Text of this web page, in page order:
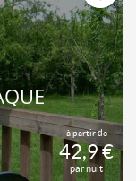
à partir de
42,9 €
par nuit